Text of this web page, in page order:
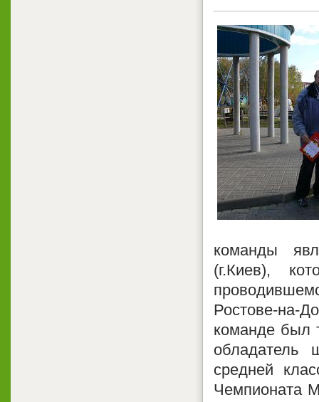
команды
(г.Киев),
Ростове-на-
команде был
обладатель
средней
Чемпионата